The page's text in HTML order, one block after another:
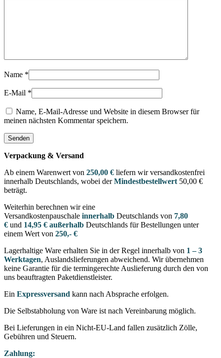
Name *
E-Mail *
Name, E-Mail-Adresse und Website in diesem Browser für
meinen nächsten Kommentar speichern.
Verpackung & Versand
Ab einem Warenwert von 250,00 € liefern wir versandkostenfrei
innerhalb Deutschlands, wobei derMindestbestellwert 50,00 €
beträgt.
Weiterhin berechnen wir eine
Versandkostenpauschale innerhalb Deutschlands von 7,80
€ und 14,95 € außerhalb Deutschlands für Bestellungen unter
einem Wert von 250,- €
Lagerhaltige Ware erhalten Sie in der Regel innerhalb von 1 – 3
Werktagen, Auslandslieferungen abweichend. Wir übernehmen
keine Garantie für die termingerechte Auslieferung durch den von
uns beauftragten Paketdienstleister.
Ein Expressversand kann nach Absprache erfolgen.
Die Selbstabholung von Ware ist nach Vereinbarung möglich.
Bei Lieferungen in ein Nicht-EU-Land fallen zusätzlich Zölle,
Gebühren und Steuern.
Zahlung: